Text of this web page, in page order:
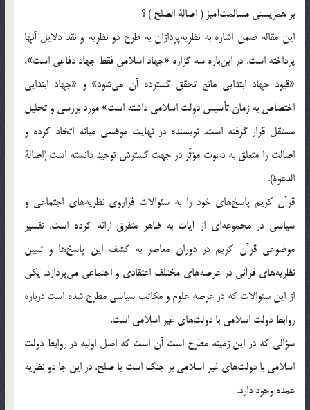
بر همزیستی مسالمت‌آمیز ( اصالة الصلح ) ؟
این مقاله ضمن اشاره به نظریه‌پردازان به طرح دو نظریه و نقد دلایل آنها
پرداخته است. در این‌باره سه گزاره «جهاد اسلامی فقط جهاد دفاعی است»،
«قیود جهاد ابتدایی مانع تحقق گسترده آن می‌شود» و «جهاد ابتدایی
اختصاص به زمان تأسیس دولت اسلامی داشته است» مورد بررسی و تحلیل
مستقل قرار گرفته است. نویسنده در نهایت موضعی میانه اتخاذ کرده و
اصالت را متعلق به دعوت مؤثّر در جهت گسترش توحید دانسته است (اصالة
الدعوة).
قرآن کریم پاسخ‌های خود را به سئوالات فراروی نظریه‌های اجتماعی و
سیاسی در مجموعه‌ای از آیات به ظاهر متفرق ارائه کرده است. تفسیر
موضوعی قرآن کریم در دوران معاصر به کشف این پاسخ‌ها و تبیین
نظریه‌های قرآنی در عرصه‌های مختلف اعتقادی و اجتماعی می‌پردازد. یکی
از این سئوالات که در عرصه علوم و مکاتب سیاسی مطرح شده است درباره
روابط دولت اسلامی با دولت‌های غیر اسلامی است.
سؤالی که در این زمینه مطرح است آن است که اصل اولیه در روابط دولت
اسلامی با دولت‌های غیر اسلامی بر جنگ است یا صلح. در این جا دو نظریه
عمده وجود دارد.